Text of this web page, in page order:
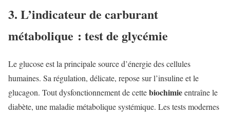
3. L’indicateur de carburant
métabolique : test de glycémie
Le glucose est la principale source d’énergie des cellules
humaines. Sa régulation, délicate, repose sur l’insuline et le
glucagon. Tout dysfonctionnement de cettebiochimieentraîne le
diabète, une maladie métabolique systémique. Les tests modernes